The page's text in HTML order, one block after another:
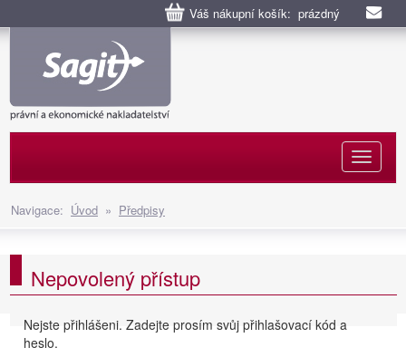
Váš nákupní košík: prázdný
Navigace: Úvod » Předpisy
Nepovolený přístup
Nejste přihlášeni. Zadejte prosím svůj přihlašovací kód a
heslo.